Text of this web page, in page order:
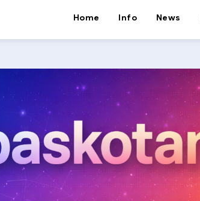
Home Info News